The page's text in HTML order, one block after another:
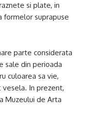
si plate, in
formelor suprapuse
parte considerata
sale din perioada
culoarea sa vie,
In prezent,
Muzeului de Arta